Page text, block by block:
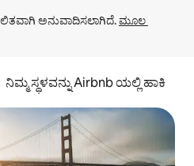
ಅನುವಾದಿಸಲಾಗಿದೆ. ಮೂಲ
ನಿಮ್ಮ ಸ್ಥಳವನ್ನು Airbnb ಯಲ್ಲಿ ಹಾಕಿ